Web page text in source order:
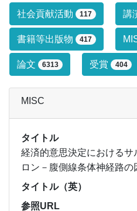
研究業績タイプによ
社会貢献活動 117 講
書籍等出版物 417
論文 6313 受賞 404
MISC
タイトル
経済的意思決定における
ロン－腹側線条体神経路の
タイトル（英）
参照URL